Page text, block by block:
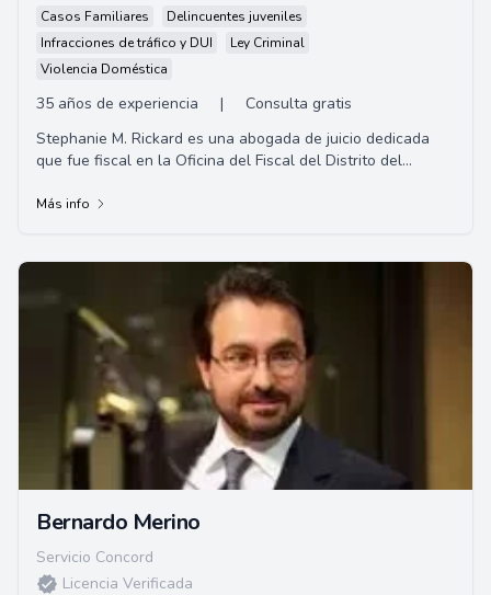
Casos Familiares
Delincuentes juveniles
Infracciones de tráfico y DUI
Ley Criminal
Violencia Doméstica
35 años de experiencia |
Consulta gratis
Stephanie M. Rickard es una abogada de juicio dedicada
que fue fiscal en la Oficina del Fiscal del Distrito del
Más info
Bernardo Merino
Servicio Concord
Licencia Verificada